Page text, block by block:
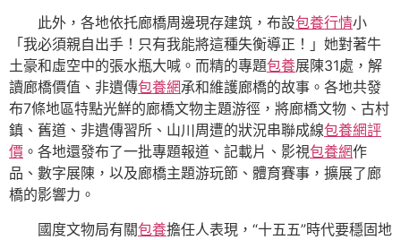
此外，各地依托廊橋周邊現存建筑，布設包養行情小
「我必須親自出手！只有我能將這種失衡導正！」她對著牛
土豪和虛空中的張水瓶大喊。而精的專題包養展陳31處，解
讀廊橋價值、非遺傳包養網承和維護廊橋的故事。各地共發
布7條地區特點光鮮的廊橋文物主題游徑，將廊橋文物、古村
鎮、舊道、非遺傳習所、山川周遭的狀況串聯成線包養網評
價 。各地還發布了一批專題報道、記載片、影視包養網作
品、數字展陳，以及廊橋主題游玩節、體育賽事，擴展了廊
橋的影響力。
國度文物局有關包養擔任人表現，“十五五”時代要穩固地